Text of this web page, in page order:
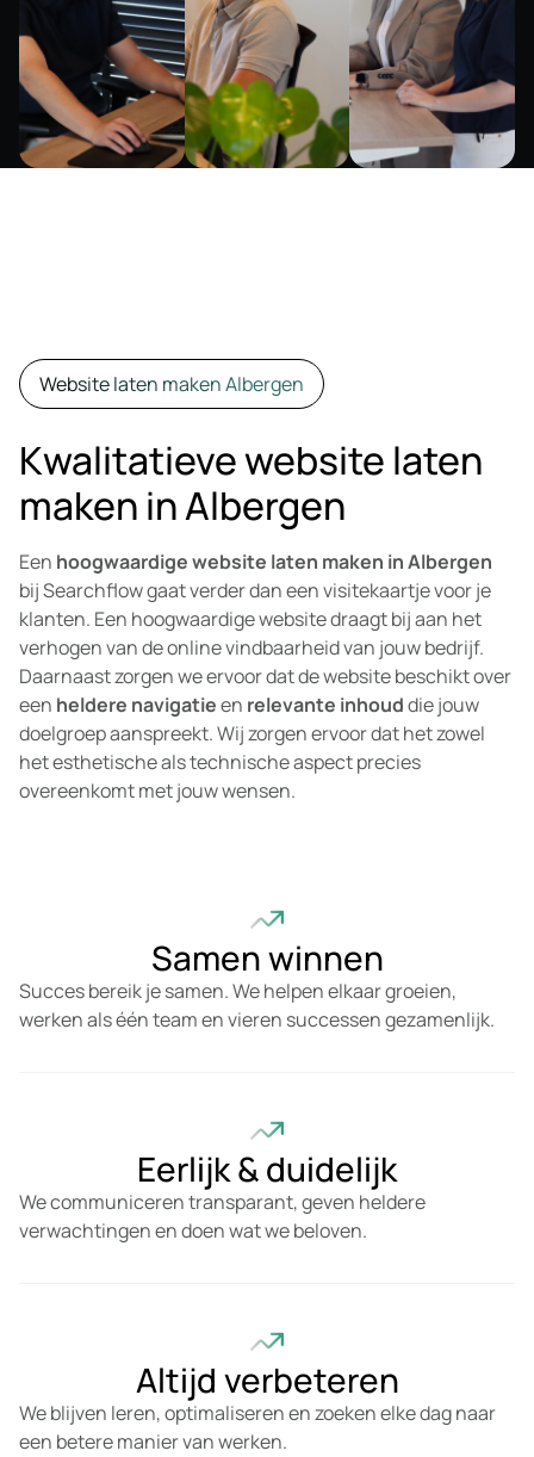
Website laten maken Albergen
Kwalitatieve website laten
maken in Albergen
Een hoogwaardige website laten maken in Albergen
bij Searchflow gaat verder dan een visitekaartje voor je
klanten. Een hoogwaardige website draagt bij aan het
verhogen van de online vindbaarheid van jouw bedrijf.
Daarnaast zorgen we ervoor dat de website beschikt over
een heldere navigatieen relevante inhouddie jouw
doelgroep aanspreekt. Wij zorgen ervoor dat het zowel
het esthetische als technische aspect precies
overeenkomt met jouw wensen.
Samen winnen
Succes bereik je samen. We helpen elkaar groeien,
werken als één team en vieren successen gezamenlijk.
Eerlijk & duidelijk
We communiceren transparant, geven heldere
verwachtingen en doen wat we beloven.
Altijd verbeteren
We blijven leren, optimaliseren en zoeken elke dag naar
een betere manier van werken.